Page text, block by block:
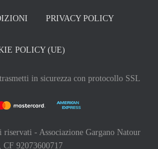
PRIVACY POLICY
POLICY (UE)
in sicurezza con protocollo SSL
- Associazione Gargano Natour
CF 92073600717